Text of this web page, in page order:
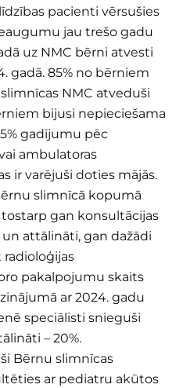
pacienti vērsušies
jau trešo gadu
uz NMC bērni atvesti
gadā. 85% no bērniem
NMC atveduši
bijusi nepieciešama
gadījumu pēc
ambulatoras
ir varējuši doties mājās.
slimnīcā kopumā
gan konsultācijas
attālināti, gan dažādi
pakalpojumu skaits
ar 2024. gadu
speciālisti snieguši
– 20%.
Bērnu slimnīcas
ar pediatru akūtos